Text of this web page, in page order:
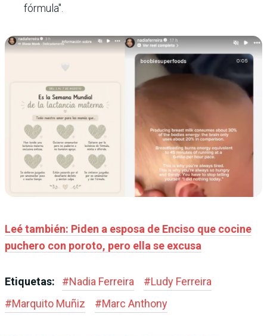
fórmula".
Leé también: Piden a esposa de Enciso que cocine
puchero con poroto, pero ella se excusa
Etiquetas: #Nadia Ferreira #Ludy Ferreira
#Marquito Muñiz #Marc Anthony